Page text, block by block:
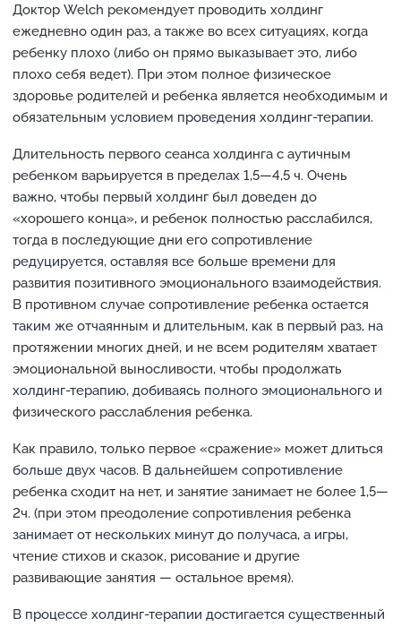
Доктор Welch рекомендует проводить холдинг
ежедневно один раз, а также во всех ситуациях, когда
ребенку плохо (либо он прямо выказывает это, либо
плохо себя ведет). При этом полное физическое
здоровье родителей и ребенка является необходимым и
обязательным условием проведения холдинг-терапии.
Длительность первого сеанса холдинга с аутичным
ребенком варьируется в пределах 1,5—4,5 ч. Очень
важно, чтобы первый холдинг был доведен до
«хорошего конца», и ребенок полностью расслабился,
тогда в последующие дни его сопротивление
редуцируется, оставляя все больше времени для
развития позитивного эмоционального взаимодействия.
В противном случае сопротивление ребенка остается
таким же отчаянным и длительным, как в первый раз, на
протяжении многих дней, и не всем родителям хватает
эмоциональной выносливости, чтобы продолжать
холдинг-терапию, добиваясь полного эмоционального и
физического расслабления ребенка.
Как правило, только первое «сражение» может длиться
больше двух часов. В дальнейшем сопротивление
ребенка сходит на нет, и занятие занимает не более 1,5—
2ч. (при этом преодоление сопротивления ребенка
занимает от нескольких минут до получаса, а игры,
чтение стихов и сказок, рисование и другие
развивающие занятия — остальное время).
В процессе холдинг-терапии достигается существенный